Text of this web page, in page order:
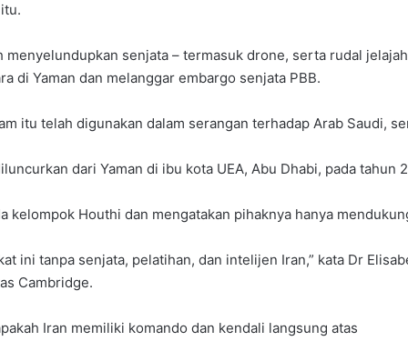
menyelundupkan senjata – termasuk drone, serta rudal
di Yaman dan melanggar embargo senjata PBB.
itu telah digunakan dalam serangan terhadap Arab Saudi,
dari Yaman di ibu kota UEA, Abu Dhabi, pada tahun
kelompok Houthi dan mengatakan pihaknya hanya
ini tanpa senjata, pelatihan, dan intelijen Iran,” kata Dr
Cambridge.
Iran memiliki komando dan kendali langsung atas